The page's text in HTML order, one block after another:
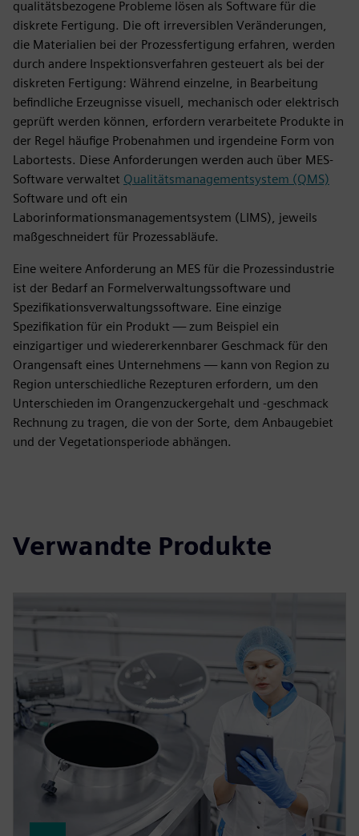
qualitätsbezogene Probleme lösen als Software für die
diskrete Fertigung. Die oft irreversiblen Veränderungen,
die Materialien bei der Prozessfertigung erfahren, werden
durch andere Inspektionsverfahren gesteuert als bei der
diskreten Fertigung: Während einzelne, in Bearbeitung
befindliche Erzeugnisse visuell, mechanisch oder elektrisch
geprüft werden können, erfordern verarbeitete Produkte in
der Regel häufige Probenahmen und irgendeine Form von
Labortests. Diese Anforderungen werden auch über MES-
Software verwaltet Qualitätsmanagementsystem (QMS)
Software und oft ein
Laborinformationsmanagementsystem (LIMS), jeweils
maßgeschneidert für Prozessabläufe.
Eine weitere Anforderung an MES für die Prozessindustrie
ist der Bedarf an Formelverwaltungssoftware und
Spezifikationsverwaltungssoftware. Eine einzige
Spezifikation für ein Produkt — zum Beispiel ein
einzigartiger und wiedererkennbarer Geschmack für den
Orangensaft eines Unternehmens — kann von Region zu
Region unterschiedliche Rezepturen erfordern, um den
Unterschieden im Orangenzuckergehalt und -geschmack
Rechnung zu tragen, die von der Sorte, dem Anbaugebiet
und der Vegetationsperiode abhängen.
Verwandte Produkte